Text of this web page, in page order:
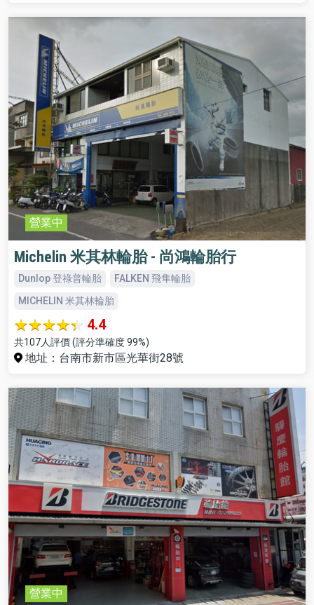
營業中
Michelin 米其林輪胎 - 尚鴻輪胎行
Dunlop 登祿普輪胎
FALKEN 飛隼輪胎
MICHELIN 米其林輪胎
4.4
共107人評價 (評分準確度 99%)
地址：台南市新市區光華街28號
營業中